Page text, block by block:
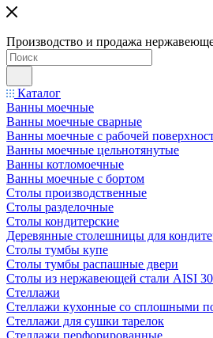
Производство и продажа
Каталог
Ванны моечные
Ванны моечные сварные
Ванны моечные с рабочей
Ванны моечные цельнотянутые
Ванны котломоечные
Ванны моечные с бортом
Столы производственные
Столы разделочные
Столы кондитерские
Деревянные столешницы для
Столы тумбы купе
Столы тумбы распашные двери
Столы из нержавеющей стали AISI
Стеллажи
Стеллажи кухонные со сплошными
Стеллажи для сушки тарелок
Стеллажи перфорированные